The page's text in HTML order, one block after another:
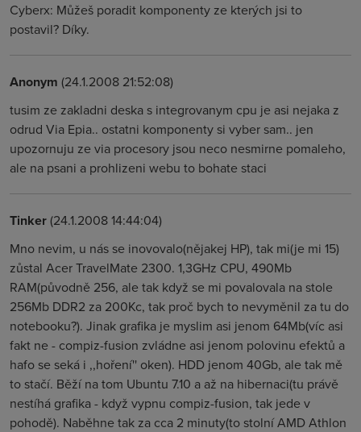
Cyberx: Můžeš poradit komponenty ze kterých jsi to
postavil? Díky.
Anonym (24.1.2008 21:52:08)
tusim ze zakladni deska s integrovanym cpu je asi nejaka z
odrud Via Epia.. ostatni komponenty si vyber sam.. jen
upozornuju ze via procesory jsou neco nesmirne pomaleho,
ale na psani a prohlizeni webu to bohate staci
Tinker(24.1.2008 14:44:04)
Mno nevim, u nás se inovovalo(nějakej HP), tak mi(je mi 15)
zůstal Acer TravelMate 2300. 1,3GHz CPU, 490Mb
RAM(původně 256, ale tak když se mi povalovala na stole
256Mb DDR2 za 200Kc, tak proč bych to nevyměnil za tu do
notebooku?). Jinak grafika je myslim asi jenom 64Mb(víc asi
fakt ne - compiz-fusion zvládne asi jenom polovinu efektů a
hafo se seká i ,,hoření'' oken). HDD jenom 40Gb, ale tak mě
to stačí. Běží na tom Ubuntu 7.10 a až na hibernaci(tu právě
nestíhá grafika - když vypnu compiz-fusion, tak jede v
pohodě). Naběhne tak za cca 2 minuty(to stolní AMD Athlon